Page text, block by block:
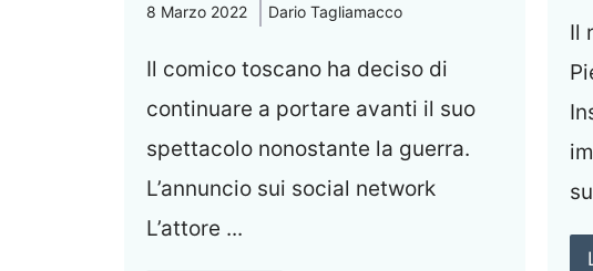
8 Marzo 2022 Dario Tagliamacco
Il comico toscano ha deciso di
continuare a portare avanti il suo
spettacolo nonostante la guerra.
L’annuncio sui social network
L’attore ...
Il